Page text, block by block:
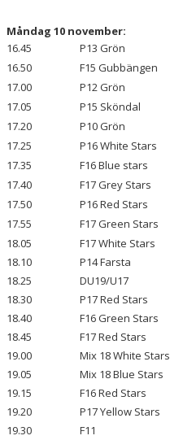
Måndag 10 november:
16.45
P13 Grön
16.50
F15 Gubbängen
17.00
P12 Grön
17.05
P15 Sköndal
17.20
P10 Grön
17.25
P16 White Stars
17.35
F16 Blue stars
17.40
F17 Grey Stars
17.50
P16 Red Stars
17.55
F17 Green Stars
18.05
F17 White Stars
18.10
P14 Farsta
18.25
DU19/U17
18.30
P17 Red Stars
18.40
F16 Green Stars
18.45
F17 Red Stars
19.00
Mix 18 White Stars
19.05
Mix 18 Blue Stars
19.15
F16 Red Stars
19.20
P17 Yellow Stars
19.30
F11